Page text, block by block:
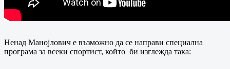
Ненад Манојлович е възможно да се направи специална
програма за всеки спортист, който би изглежда така: